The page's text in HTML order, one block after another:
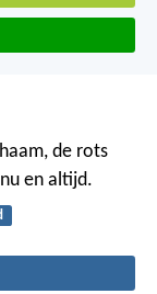
de rots
en altijd.